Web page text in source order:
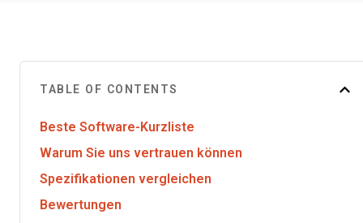
TABLE OF CONTENTS
Beste Software-Kurzliste
Warum Sie uns vertrauen können
Spezifikationen vergleichen
Bewertungen